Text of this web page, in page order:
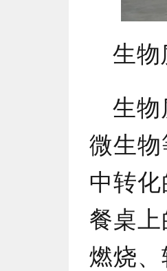
生物
生物
微生
中转
餐桌
燃烧